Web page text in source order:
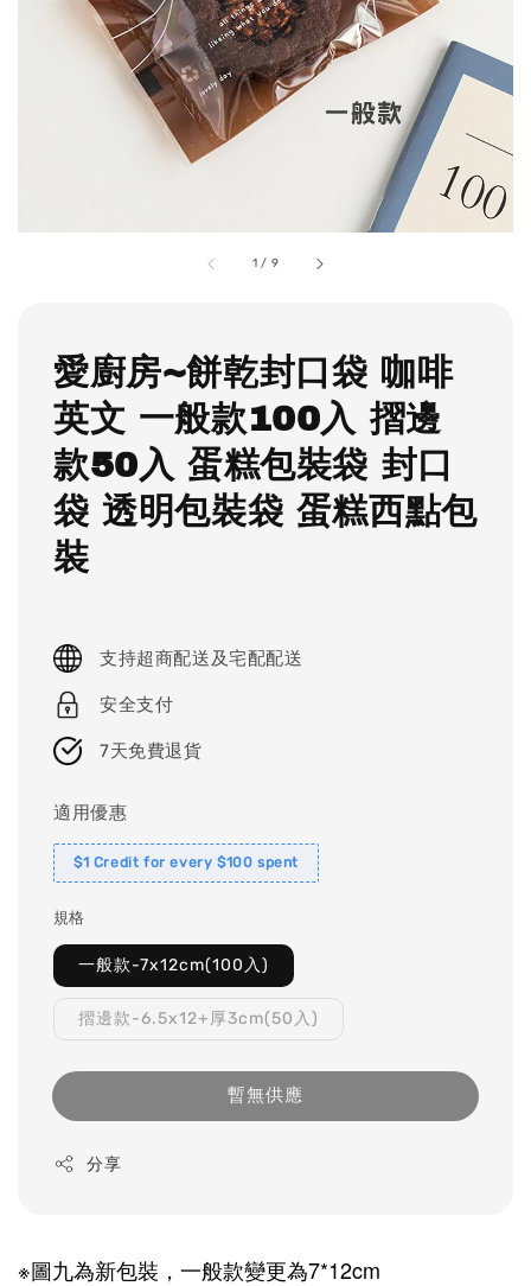
1 / 9
愛廚房~餅乾封口袋 咖啡
英文 一般款100入 摺邊
款50入 蛋糕包裝袋 封口
袋 透明包裝袋 蛋糕西點包
裝
支持超商配送及宅配配送
安全支付
7天免費退貨
適用優惠
$1 Credit for every $100 spent
規格
一般款-7x12cm(100入)
摺邊款-6.5x12+厚3cm(50入)
暫無供應
分享
※圖九為新包裝，一般款變更為7*12cm